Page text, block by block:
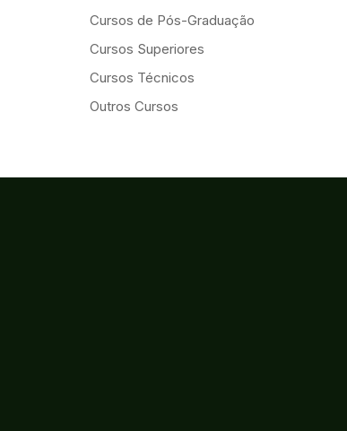
Cursos de Pós-Graduação
Cursos Superiores
Cursos Técnicos
Outros Cursos